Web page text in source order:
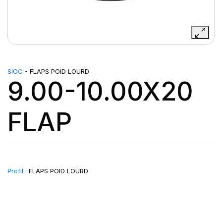
SIOC - FLAPS POID LOURD
9.00-10.00X20
FLAP
Profil : FLAPS POID LOURD